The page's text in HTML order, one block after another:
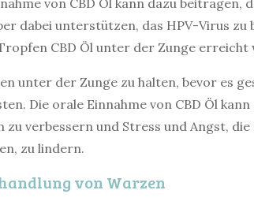
von CBD Öl kann dazu beitragen,
dabei unterstützen, das HPV-Virus zu
CBD Öl unter der Zunge erreicht
unter der Zunge zu halten, bevor es
Die orale Einnahme von CBD Öl kann
zu verbessern und Stress und Angst,
zu lindern.
von Warzen